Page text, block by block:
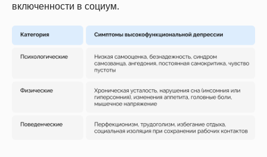
включенности в социум.